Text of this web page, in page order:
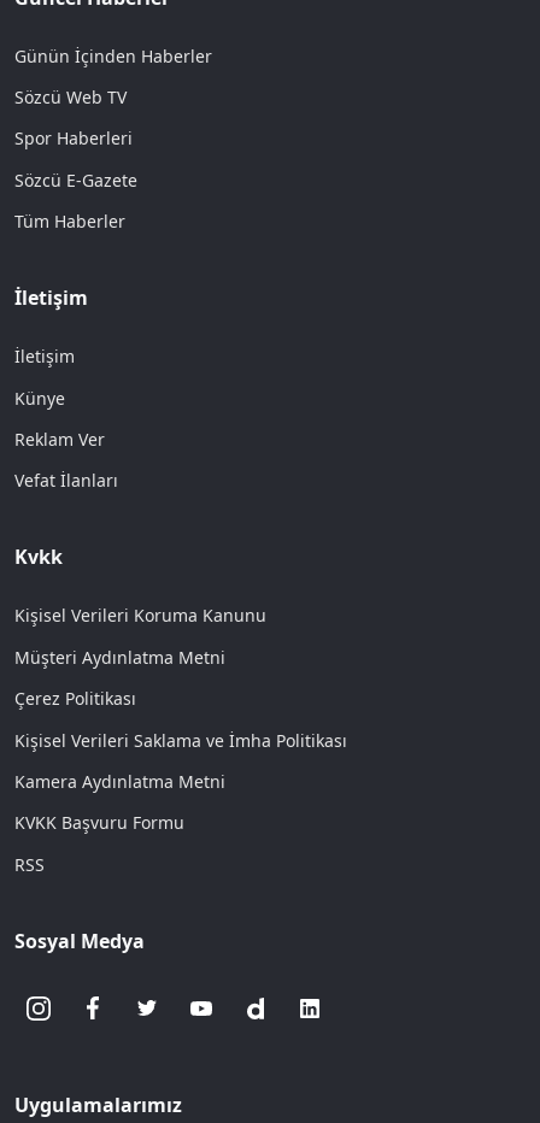
Günün İçinden Haberler
Sözcü Web TV
Spor Haberleri
Sözcü E-Gazete
Tüm Haberler
İletişim
İletişim
Künye
Reklam Ver
Vefat İlanları
Kvkk
Kişisel Verileri Koruma Kanunu
Müşteri Aydınlatma Metni
Çerez Politikası
Kişisel Verileri Saklama ve İmha Politikası
Kamera Aydınlatma Metni
KVKK Başvuru Formu
RSS
Sosyal Medya
Uygulamalarımız